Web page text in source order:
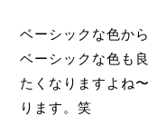
ベーシックな色か
ベーシックな色も
たくなりますよね
ります。笑